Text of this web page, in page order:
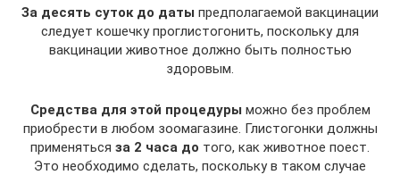
За десять суток до даты предполагаемой вакцинации
следует кошечку проглистогонить, поскольку для
вакцинации животное должно быть полностью
здоровым.
Средства для этой процедуры можно без проблем
приобрести в любом зоомагазине. Глистогонки должны
применяться за 2 часа до того, как животное поест.
Это необходимо сделать, поскольку в таком случае